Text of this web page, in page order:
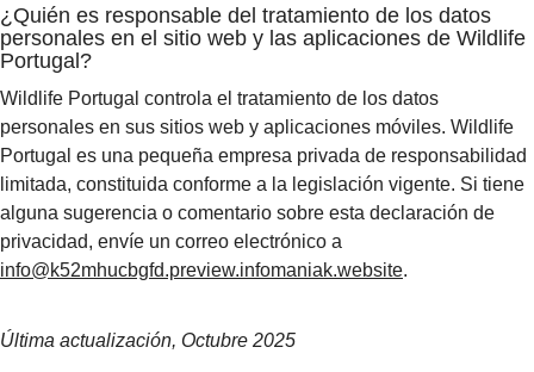
¿Quién es responsable del tratamiento de los datos
personales en el sitio web y las aplicaciones de Wildlife
Portugal?
Wildlife Portugal controla el tratamiento de los datos
personales en sus sitios web y aplicaciones móviles. Wildlife
Portugal es una pequeña empresa privada de responsabilidad
limitada, constituida conforme a la legislación vigente. Si tiene
alguna sugerencia o comentario sobre esta declaración de
privacidad, envíe un correo electrónico a
info@k52mhucbgfd.preview.infomaniak.website.
Última actualización, Octubre 2025